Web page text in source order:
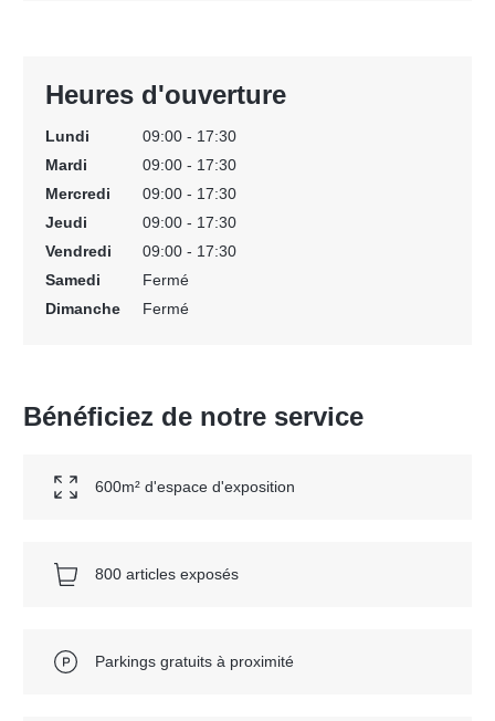
Heures d'ouverture
Lundi
09:00 - 17:30
Mardi
09:00 - 17:30
Mercredi
09:00 - 17:30
Jeudi
09:00 - 17:30
Vendredi
09:00 - 17:30
Samedi
Fermé
Dimanche
Fermé
Bénéficiez de notre service
600m² d'espace d'exposition
800 articles exposés
Parkings gratuits à proximité